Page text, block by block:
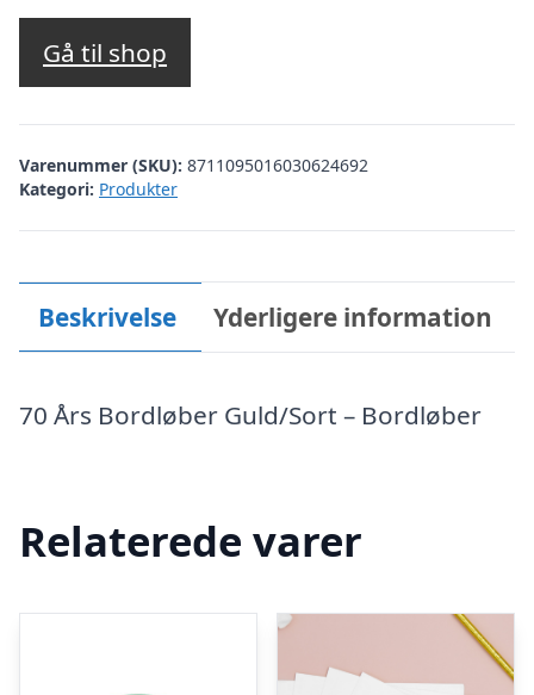
Gå til shop
Varenummer (SKU): 8711095016030624692
Kategori: Produkter
Beskrivelse Yderligere information
70 Års Bordløber Guld/Sort – Bordløber
Relaterede varer